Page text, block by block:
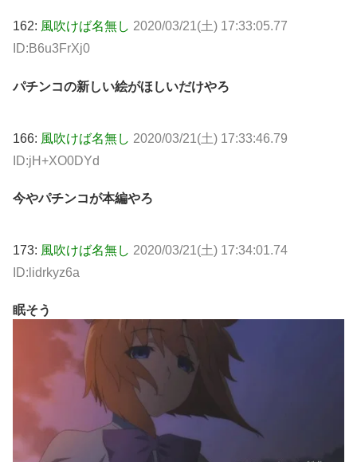
162: 風吹けば名無し 2020/03/21(土) 17:33:05.77
ID:B6u3FrXj0
パチンコの新しい絵がほしいだけやろ
166: 風吹けば名無し 2020/03/21(土) 17:33:46.79
ID:jH+XO0DYd
今やパチンコが本編やろ
173: 風吹けば名無し 2020/03/21(土) 17:34:01.74
ID:lidrkyz6a
眠そう